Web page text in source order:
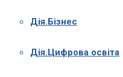
Дія.Бізнес
Дія.Цифрова освіта